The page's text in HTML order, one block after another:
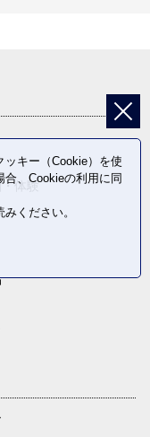
体験
ッキー（Cookie）を使
、Cookieの利用に同
みください。